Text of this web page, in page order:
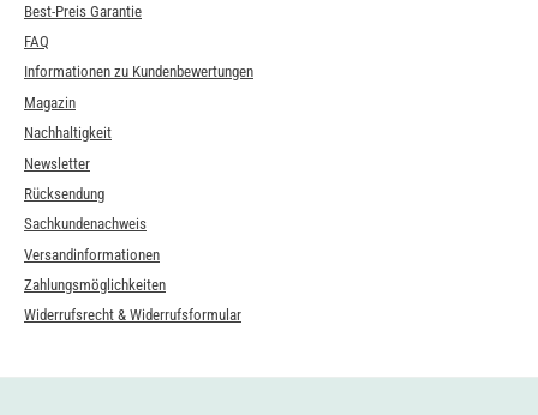
Best-Preis Garantie
FAQ
Informationen zu Kundenbewertungen
Magazin
Nachhaltigkeit
Newsletter
Rücksendung
Sachkundenachweis
Versandinformationen
Zahlungsmöglichkeiten
Widerrufsrecht & Widerrufsformular